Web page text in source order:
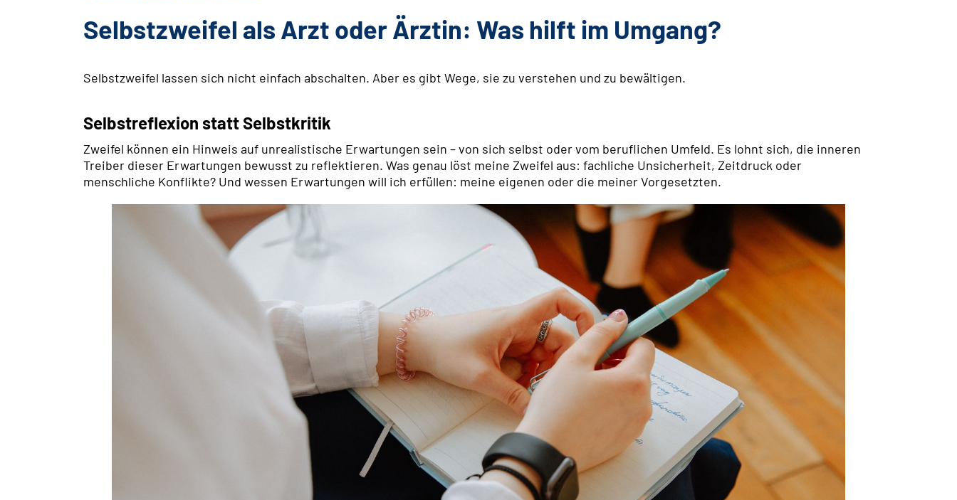
Selbstzweifel als Arzt oder Ärztin: Was hilft im Umgang?
Selbstzweifel lassen sich nicht einfach abschalten. Aber es gibt Wege, sie zu verstehen und zu bewältigen.
Selbstreflexion statt Selbstkritik
Zweifel können ein Hinweis auf unrealistische Erwartungen sein – von sich selbst oder vom beruflichen Umfeld. Es lohnt sich, die inneren
Treiber dieser Erwartungen bewusst zu reflektieren. Was genau löst meine Zweifel aus: fachliche Unsicherheit, Zeitdruck oder
menschliche Konflikte? Und wessen Erwartungen will ich erfüllen: meine eigenen oder die meiner Vorgesetzten.